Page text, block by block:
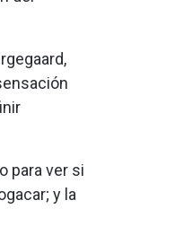
para ver si
y la